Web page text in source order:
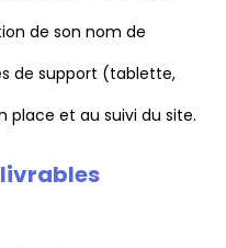
de son nom de
de support (tablette,
place et au suivi du site.